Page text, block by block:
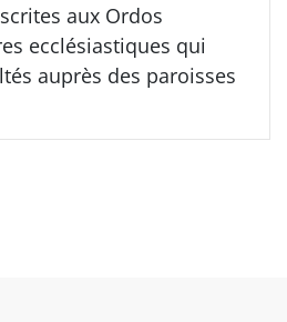
aux Ordos
ecclésiastiques qui
auprès des paroisses